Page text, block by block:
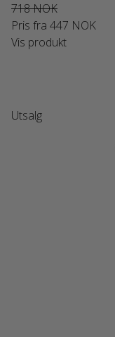
718 NOK
Pris fra 447 NOK
Vis produkt
Utsalg